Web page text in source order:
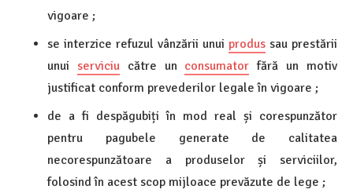
vigoare ;
se interzice refuzul vânzării unui produs sau prestării
unui serviciucătre un consumator fără un motiv
justificat conform prevederilor legale în vigoare ;
de a fi despăgubiți în mod real și corespunzător
pentru pagubele generate de calitatea
necorespunzătoare a produselor și serviciilor,
folosind în acest scop mijloace prevăzute de lege ;